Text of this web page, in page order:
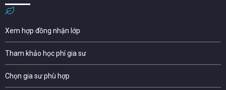
Xem hợp đồng nhận lớp
Tham khảo học phí gia sư
Chọn gia sư phù hợp